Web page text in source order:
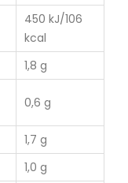
450 kJ/106
kcal
1,8 g
0,6 g
1,7 g
1,0 g